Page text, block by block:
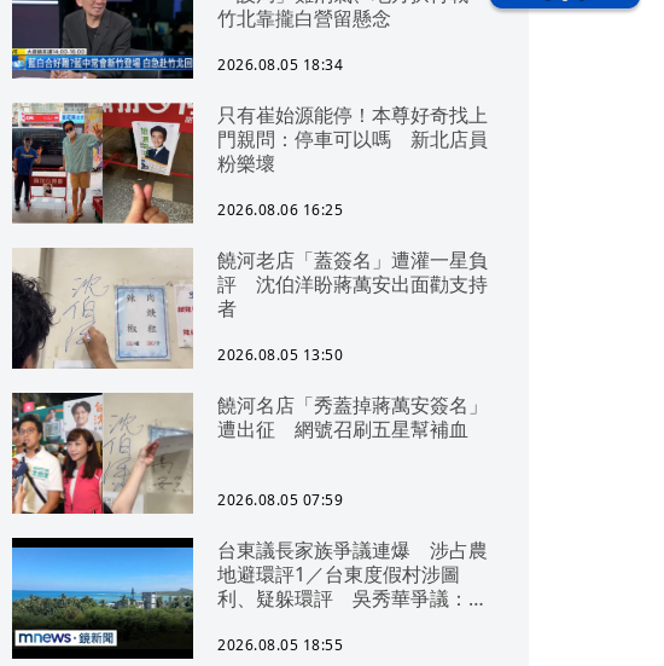
竹北靠攏白營留懸念
2026.08.05 18:34
只有崔始源能停！本尊好奇找上
門親問：停車可以嗎 新北店員
粉樂壞
2026.08.06 16:25
饒河老店「蓋簽名」遭灌一星負
評 沈伯洋盼蔣萬安出面勸支持
者
2026.08.05 13:50
饒河名店「秀蓋掉蔣萬安簽名」
遭出征 網號召刷五星幫補血
2026.08.05 07:59
台東議長家族爭議連爆 涉占農
地避環評1／台東度假村涉圖
利、疑躲環評 吳秀華爭議：概
2026.08.05 18:55